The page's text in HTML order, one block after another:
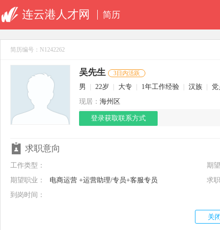
连云港人才网 简历
简历编号：N1242262
吴先生 3日内活跃
男 22岁 大专 1年工作经验 汉族
党
现居： 海州区
登录获取联系方式
求职意向
工作类型：
期
期望职业：
电商运营 +运营助理/专员+客服专员
求
到岗时间：